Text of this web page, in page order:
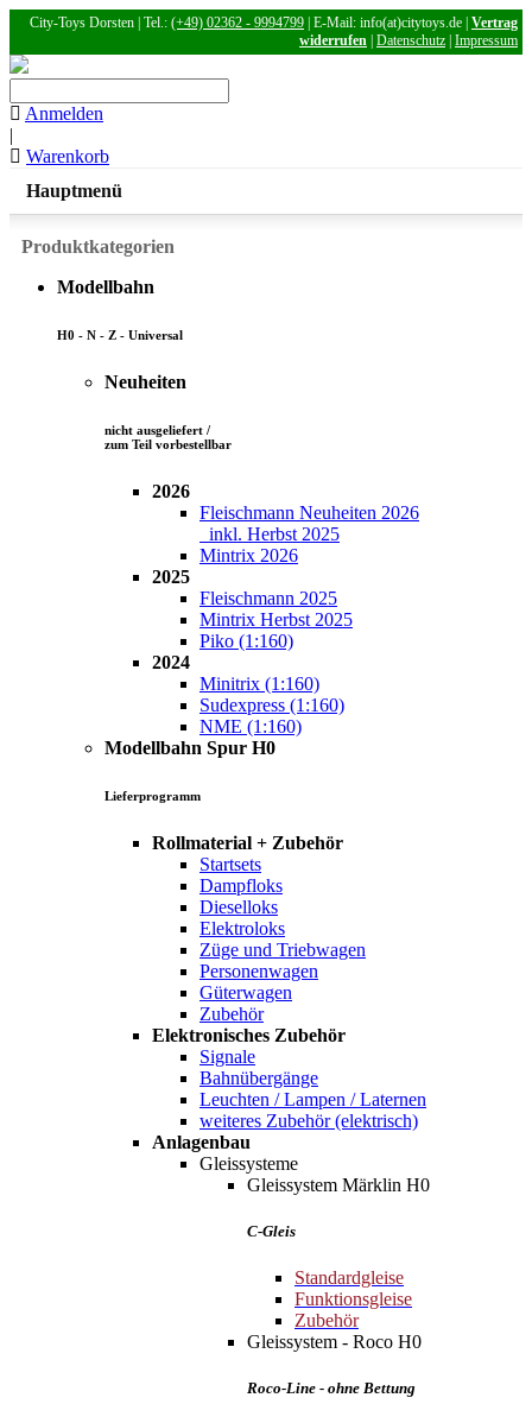
City-Toys Dorsten | Tel.: (+49) 02362 - 9994799 | E-Mail: info(at)citytoys.de | Vertrag
widerrufen Datenschutz Impressum
Anmelden
|
Warenkorb
Hauptmenü
Produktkategorien
Modellbahn
H0 - N - Z - Universal
Neuheiten
nicht ausgeliefert /
zum Teil vorbestellbar
2026
Fleischmann Neuheiten 2026
inkl. Herbst 2025
Mintrix 2026
2025
Fleischmann 2025
Mintrix Herbst 2025
Piko (1:160)
2024
Minitrix (1:160)
Sudexpress (1:160)
NME (1:160)
Modellbahn Spur H0
Lieferprogramm
Rollmaterial + Zubehör
Startsets
Dampfloks
Dieselloks
Elektroloks
Züge und Triebwagen
Personenwagen
Güterwagen
Zubehör
Elektronisches Zubehör
Signale
Bahnübergänge
Leuchten / Lampen / Laternen
weiteres Zubehör (elektrisch)
Anlagenbau
Gleissysteme
Gleissystem Märklin H0
C-Gleis
Standardgleise
Funktionsgleise
Zubehör
Gleissystem - Roco H0
Roco-Line - ohne Bettung